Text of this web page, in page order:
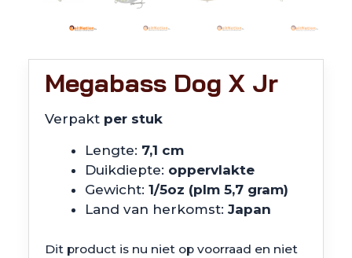
Megabass Dog X Jr
Verpakt per stuk
Lengte: 7,1 cm
Duikdiepte: oppervlakte
Gewicht: 1/5oz (plm 5,7 gram)
Land van herkomst: Japan
Dit product is nu niet op voorraad en niet